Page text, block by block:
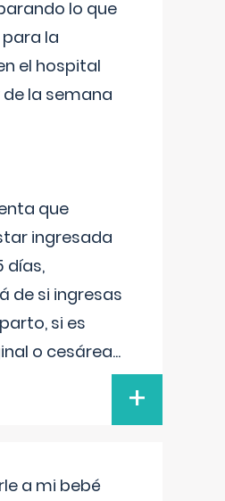
lo que
la
el hospital
la semana
que
ingresada
días,
de si ingresas
si es
o cesárea...
+
a mi bebé